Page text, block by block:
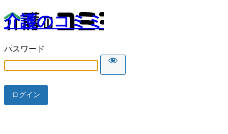
介護のコミミ
パスワード